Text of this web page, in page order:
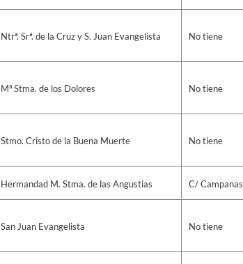
Ntrª. Srª. de la Cruz y S. Juan Evangelista No tiene
Mª Stma. de los Dolores No tiene
Stmo. Cristo de la Buena Muerte No tiene
Hermandad M. Stma. de las Angustias C/
San Juan Evangelista No tiene